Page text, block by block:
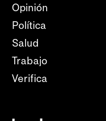
Opinión
Política
Salud
Trabajo
Verifica